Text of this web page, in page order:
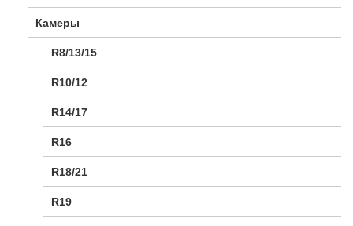
Камеры
R8/13/15
R10/12
R14/17
R16
R18/21
R19